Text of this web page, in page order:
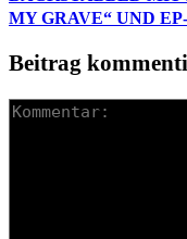
MY GRAVE“ UND
Beitrag